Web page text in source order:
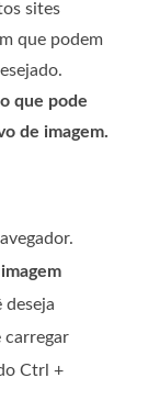
sites
que podem
que pode
de imagem.
deseja
carregar
Ctrl +